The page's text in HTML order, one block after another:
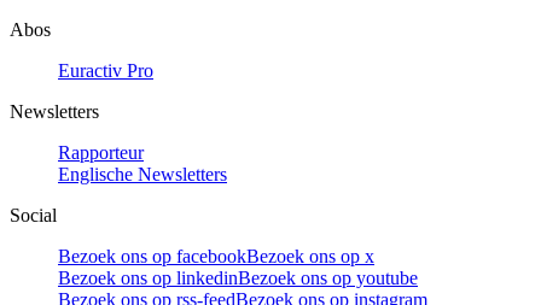
Abos
Euractiv Pro
Newsletters
Rapporteur
Englische Newsletters
Social
Bezoek ons op facebookBezoek ons op x
Bezoek ons op linkedinBezoek ons op youtube
Bezoek ons op rss-feedBezoek ons op instagram